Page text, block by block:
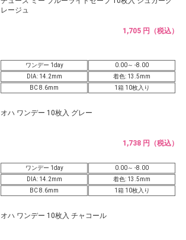
レージュ
1,705 円（税込）
ワンデー 1day
0.00～ -8.00
DIA: 14.2mm
着色: 13.5mm
BC 8.6mm
1箱 10枚入り
オハ ワンデー 10枚入 グレー
1,738 円（税込）
ワンデー 1day
0.00～ -8.00
DIA: 14.2mm
着色: 13.5mm
BC 8.6mm
1箱 10枚入り
オハ ワンデー 10枚入 チャコール